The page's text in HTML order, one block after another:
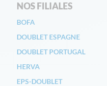
NOS FILIALES
BOFA
DOUBLET ESPAGNE
DOUBLET PORTUGAL
HERVA
EPS-DOUBLET